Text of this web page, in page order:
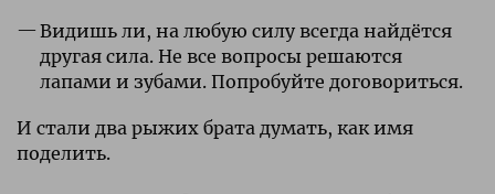
Видишь ли, на любую силу всегда найдётся
другая сила. Не все вопросы решаются
лапами и зубами. Попробуйте договориться.
И стали два рыжих брата думать, как имя
поделить.